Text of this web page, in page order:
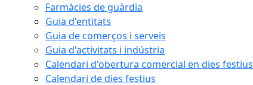
Farmàcies de guàrdia
Guia d'entitats
Guia de comerços i serveis
Guia d'activitats i indústria
Calendari d'obertura comercial en dies festius
Calendari de dies festius